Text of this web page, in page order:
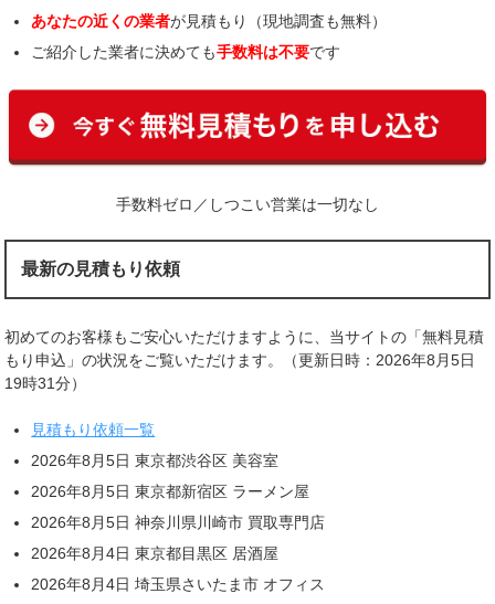
あなたの近くの業者が見積もり（現地調査も無料）
ご紹介した業者に決めても手数料は不要です
手数料ゼロ／しつこい営業は一切なし
最新の見積もり依頼
初めてのお客様もご安心いただけますように、当サイトの「無料見積
もり申込」の状況をご覧いただけます。（更新日時：2026年8月5日
19時31分）
見積もり依頼一覧
2026年8月5日 東京都渋谷区 美容室
2026年8月5日 東京都新宿区 ラーメン屋
2026年8月5日 神奈川県川崎市 買取専門店
2026年8月4日 東京都目黒区 居酒屋
2026年8月4日 埼玉県さいたま市 オフィス